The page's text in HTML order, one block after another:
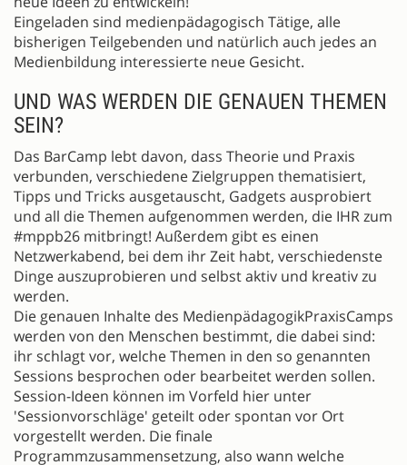
Eingeladen sind medienpädagogisch Tätige, alle
bisherigen Teilgebenden und natürlich auch jedes an
Medienbildung interessierte neue Gesicht.
UND WAS WERDEN DIE GENAUEN THEMEN
SEIN?
Das BarCamp lebt davon, dass Theorie und Praxis
verbunden, verschiedene Zielgruppen thematisiert,
Tipps und Tricks ausgetauscht, Gadgets ausprobiert
und all die Themen aufgenommen werden, die IHR zum
#mppb26 mitbringt! Außerdem gibt es einen
Netzwerkabend, bei dem ihr Zeit habt, verschiedenste
Dinge auszuprobieren und selbst aktiv und kreativ zu
werden.
Die genauen Inhalte des MedienpädagogikPraxisCamps
werden von den Menschen bestimmt, die dabei sind:
ihr schlagt vor, welche Themen in den so genannten
Sessions besprochen oder bearbeitet werden sollen.
Session-Ideen können im Vorfeld hier unter
'Sessionvorschläge' geteilt oder spontan vor Ort
vorgestellt werden. Die finale
Programmzusammensetzung, also wann welche